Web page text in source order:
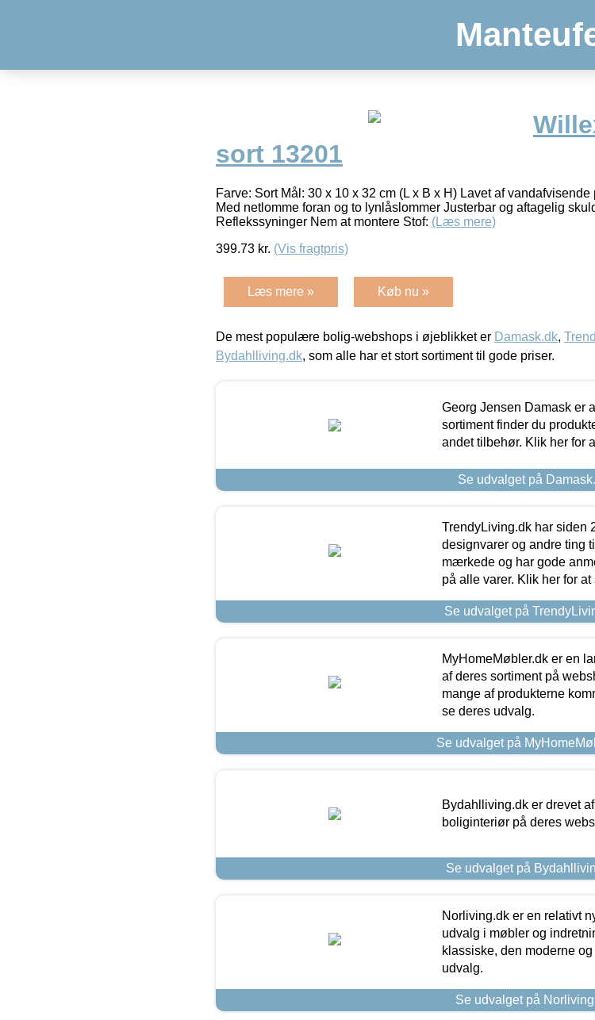
sort 13201
Farve: Sort Mål: 30 x 10 x 32 cm (L x B x H) Lavet af
Med netlomme foran og to lynlåslommer Justerbar og aftagelig
Reflekssyninger Nem at montere Stof: (Læs mere)
399.73 kr. (Vis fragtpris)
Læs mere » Køb nu »
De mest populære bolig-webshops i øjeblikket er Damask.dk,
Bydahlliving.dk, som alle har et stort sortiment til gode priser.
Georg Jensen Damask er
sortiment finder du
andet tilbehør. Klik her for
Se udvalget på
TrendyLiving.dk har siden
designvarer og andre ting
mærkede og har gode
på alle varer. Klik her for
Se udvalget på
MyHomeMøbler.dk er en
af deres sortiment på
mange af produkterne
se deres udvalg.
Se udvalget på
Bydahlliving.dk er drevet
boliginteriør på deres
Se udvalget på
Norliving.dk er en relativt
udvalg i møbler og
klassiske, den moderne
udvalg.
Se udvalget på